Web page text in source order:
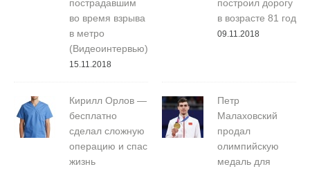
пострадавшим
во время взрыва
в метро
(Видеоинтервью)
15.11.2018
построил дорогу
в возрасте 81 год
09.11.2018
Кирилл Орлов —
бесплатно
сделал сложную
операцию и спас
жизнь
Петр
Малаховский
продал
олимпийскую
медаль для